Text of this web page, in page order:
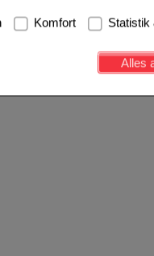
handelt es sich um
Warenkorb,
genutzt um das
des
unsere Website weiter
Komfort Statistik
Alles